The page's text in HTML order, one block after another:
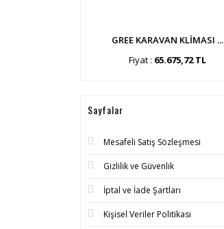
GREE KARAVAN KLİMASI ...
Fiyat : 65.675,72 TL
Sayfalar
Mesafeli Satış Sözleşmesi
Gizlilik ve Güvenlik
İptal ve İade Şartları
Kişisel Veriler Politikası